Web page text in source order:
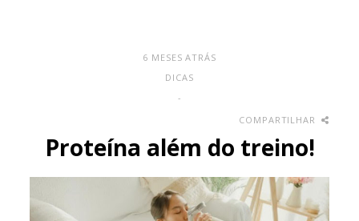
6 MESES ATRÁS
DICAS
-
COMPARTILHAR
Proteína além do treino!